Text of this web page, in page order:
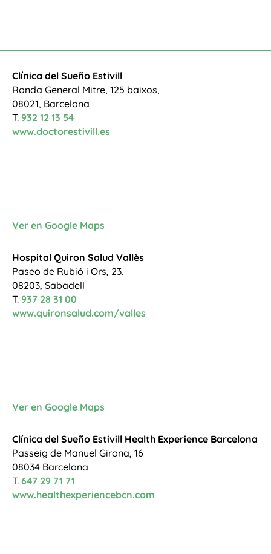
Clínica del Sueño Estivill
Ronda General Mitre, 125 baixos,
08021, Barcelona
T. 932 12 13 54
www.doctorestivill.es
Ver en Google Maps
Hospital Quiron Salud Vallès
Paseo de Rubió i Ors, 23.
08203, Sabadell
T. 937 28 31 00
www.quironsalud.com/valles
Ver en Google Maps
Clínica del Sueño Estivill Health Experience Barcelona
Passeig de Manuel Girona, 16
08034 Barcelona
T. 647 29 71 71
www.healthexperiencebcn.com